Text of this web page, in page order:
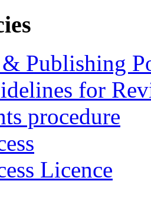
Publishing
for
procedure
Licence